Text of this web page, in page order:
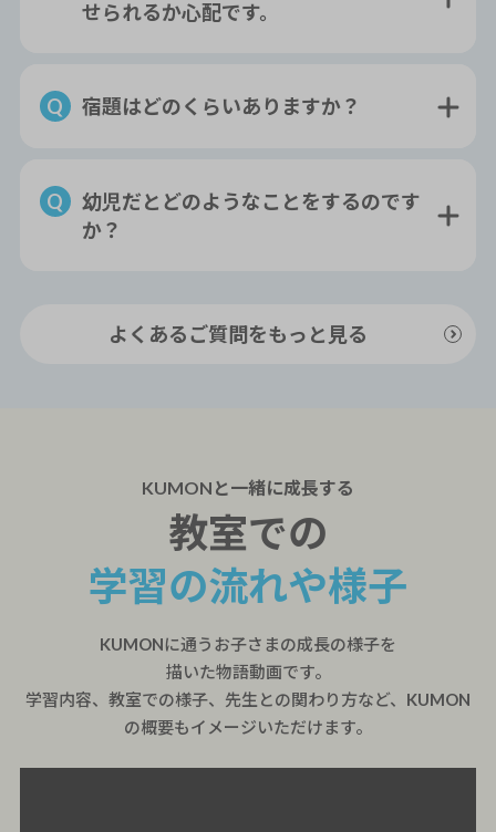
せられるか心配です。
宿題はどのくらいありますか？
幼児だとどのようなことをするのです
か？
よくあるご質問をもっと見る
KUMONと一緒に成長する
教室での
学習の流れや様子
KUMONに通うお子さまの成長の様子を
描いた物語動画です。
学習内容、教室での様子、先生との関わり方など、KUMON
の概要もイメージいただけます。